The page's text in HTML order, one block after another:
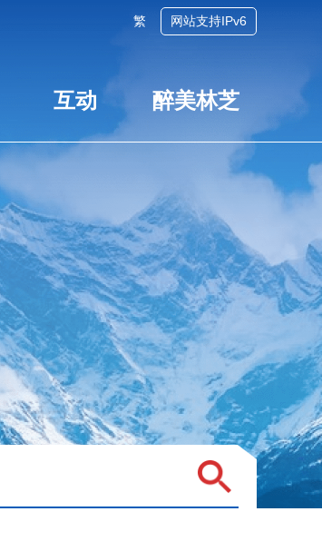
繁 网站支持IPv6
互动 醉美林芝